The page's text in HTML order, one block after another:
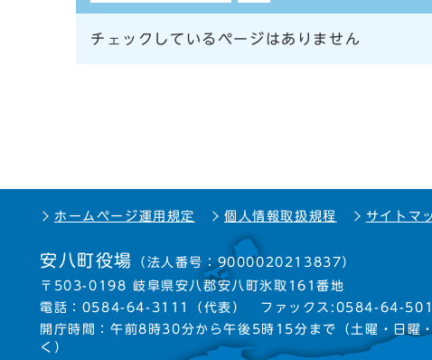
チェックしているページはありません
ホームページ運用規定 個人情報取扱規程 サイトマ
安八町役場 （法人番号：9000020213837）
〒503-0198 岐阜県安八郡安八町氷取161番地
電話： 0584-64-3111 （代表） ファックス:0584-64-
開庁時間：午前8時30分から午後5時15分まで
（土曜・日曜
く）